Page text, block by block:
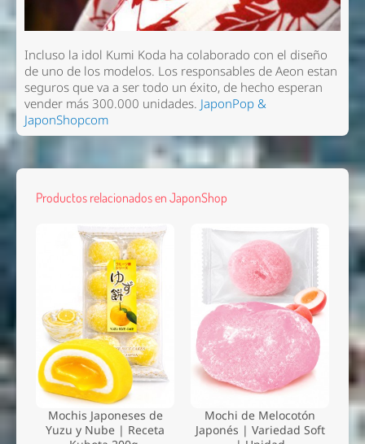
Incluso la idol Kumi Koda ha colaborado con el diseño
de uno de los modelos. Los responsables de Aeon estan
seguros que va a ser todo un éxito, de hecho esperan
vender más 300.000 unidades. JaponPop &
JaponShopcom
Productos relacionados en JaponShop
Mochis Japoneses de
Yuzu y Nube | Receta
Mochi de Melocotón
Japonés | Variedad Soft